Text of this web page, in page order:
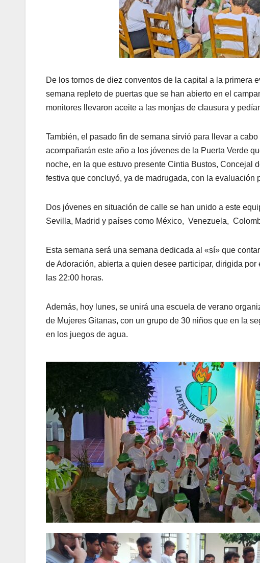
De los tornos de diez conventos de la capital a la primera
semana repleto de puertas que se han abierto en el
monitores llevaron aceite a las monjas de clausura y
También, el pasado fin de semana sirvió para llevar a
acompañarán este año a los jóvenes de la Puerta Verde
noche, en la que estuvo presente Cintia Bustos, Concejal
festiva que concluyó, ya de madrugada, con la evaluación
Dos jóvenes en situación de calle se han unido a este
Sevilla, Madrid y países como México, Venezuela,
Esta semana será una semana dedicada al «sí» que
de Adoración, abierta a quien desee participar, dirigida
las 22:00 horas.
Además, hoy lunes, se unirá una escuela de verano
de Mujeres Gitanas, con un grupo de 30 niños que en la
en los juegos de agua.